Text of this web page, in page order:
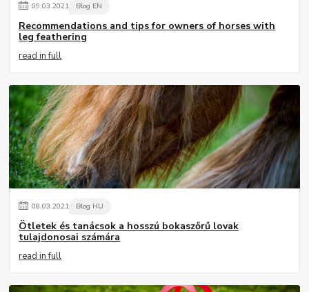
09.03.2021 Blog EN
Recommendations and tips for owners of horses with
leg feathering
read in full
08.03.2021 Blog HU
Ötletek és tanácsok a hosszú bokaszőrű lovak
tulajdonosai számára
read in full